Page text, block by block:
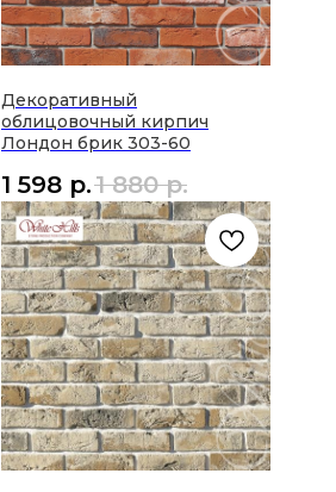
Декоративный
облицовочный кирпич
Лондон брик 303-60
1 598 р.1 880 р.